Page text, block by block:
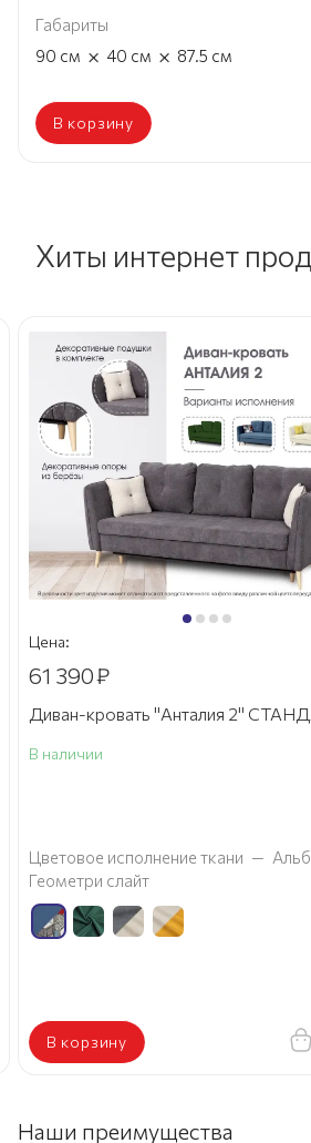
Габариты
90 см × 40 см × 87.5 см
В корзину
Хиты интернет
Цена:
61 390₽
Диван-кровать "Анталия 2"
В наличии
Цветовое исполнение ткани —
Геометри слайт
В корзину
Наши преимущества